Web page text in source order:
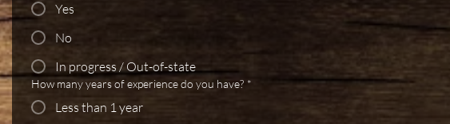
Yes
No
In progress / Out-of-state
How many years of experience do you have? *
Less than 1 year